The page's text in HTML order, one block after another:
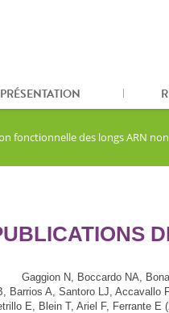
PRÉSENTATION
fonctionnelle des longs ARN
N, Boccardo NA,
Barrios A, Santoro LJ, Accavallo
E, Blein T, Ariel F, Ferrante E